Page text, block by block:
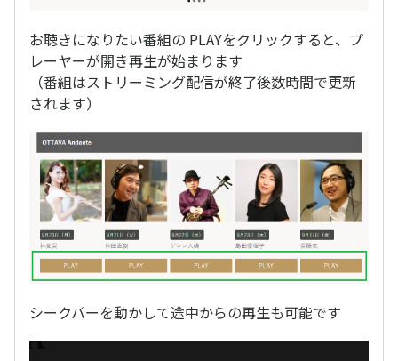
お聴きになりたい番組の PLAYをクリックすると、プ
レーヤーが開き再生が始まります
（番組はストリーミング配信が終了後数時間で更新
されます）
シークバーを動かして途中からの再生も可能です